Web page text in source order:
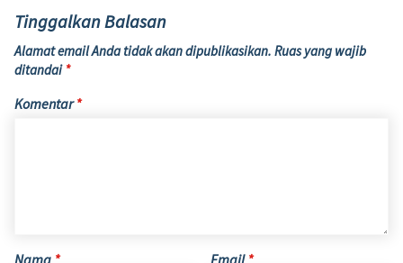
Tinggalkan Balasan
Alamat email Anda tidak akan dipublikasikan. Ruas yang wajib
ditandai *
Komentar*
Nama * Email *